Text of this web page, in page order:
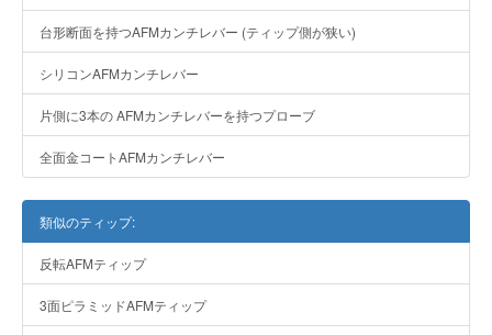
台形断面を持つAFMカンチレバー (ティップ側が狭い)
シリコンAFMカンチレバー
片側に3本の AFMカンチレバーを持つプローブ
全面金コートAFMカンチレバー
類似のティップ:
反転AFMティップ
3面ピラミッドAFMティップ